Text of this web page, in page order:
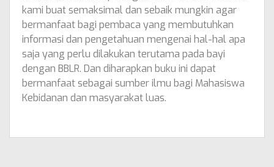
kami buat semaksimal dan sebaik mungkin agar
bermanfaat bagi pembaca yang membutuhkan
informasi dan pengetahuan mengenai hal-hal apa
saja yang perlu dilakukan terutama pada bayi
dengan BBLR. Dan diharapkan buku ini dapat
bermanfaat sebagai sumber ilmu bagi Mahasiswa
Kebidanan dan masyarakat luas.